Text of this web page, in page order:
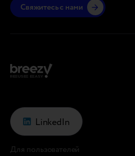
Свяжитесь с нами
LinkedIn
Для пользователей